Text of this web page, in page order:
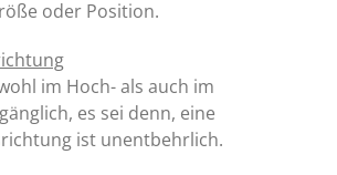
oder Position.
im Hoch- als auch im
es sei denn, eine
ist unentbehrlich.